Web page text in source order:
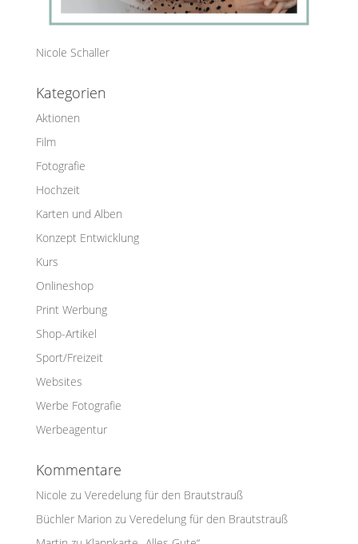
Nicole Schaller
Kategorien
Aktionen
Film
Fotografie
Hochzeit
Karten und Alben
Konzept Entwicklung
Kurs
Onlineshop
Print Werbung
Shop-Artikel
Sport/Freizeit
Websites
Werbe Fotografie
Werbeagentur
Kommentare
Nicole zu Veredelung für den Brautstrauß
Büchler Marion zu Veredelung für den Brautstrauß